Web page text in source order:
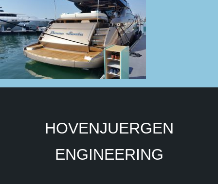
HOVENJUERGEN
ENGINEERING